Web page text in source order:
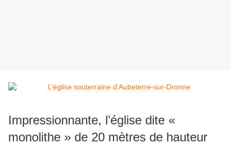
Impressionnante, l’église dite «
monolithe » de 20 mètres de hauteur